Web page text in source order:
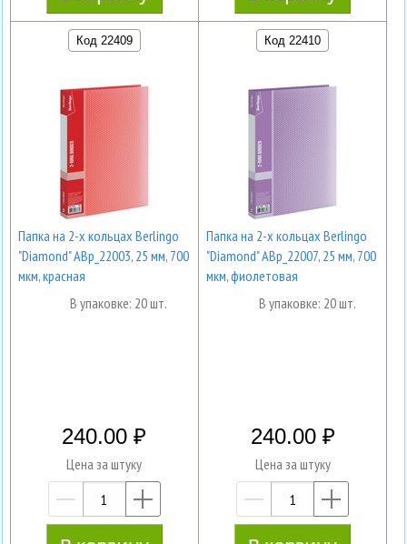
Код 22409
Папка на 2-х кольцах Berlingo
"Diamond" ABp_22003, 25 мм, 700
мкм, красная
В упаковке: 20 шт.
240.00
Цена за штуку
—
Код 22410
Папка на 2-х кольцах Berlingo
"Diamond" ABp_22007, 25 мм, 700
мкм, фиолетовая
В упаковке: 20 шт.
240.00
Цена за штуку
—